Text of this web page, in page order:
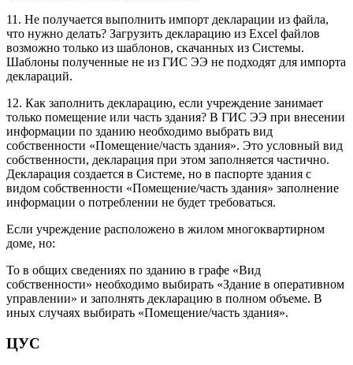
11. Не получается выполнить импорт декларации из файла,
что нужно делать? Загрузить декларацию из Excel файлов
возможно только из шаблонов, скачанных из Системы.
Шаблоны полученные не из ГИС ЭЭ не подходят для импорта
деклараций.
12. Как заполнить декларацию, если учреждение занимает
только помещение или часть здания? В ГИС ЭЭ при внесении
информации по зданию необходимо выбрать вид
собственности «Помещение/часть здания». Это условный вид
собственности, декларация при этом заполняется частично.
Декларация создается в Системе, но в паспорте здания с
видом собственности «Помещение/часть здания» заполнение
информации о потреблении не будет требоваться.
Если учреждение расположено в жилом многоквартирном
доме, но:
То в общих сведениях по зданию в графе «Вид
собственности» необходимо выбирать «Здание в оперативном
управлении» и заполнять декларацию в полном объеме. В
иных случаях выбирать «Помещение/часть здания».
ЦУС